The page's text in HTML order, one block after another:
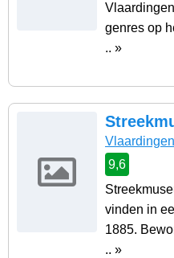
genres op
.. »
Vlaardingen
9,6
vinden in
1885.
.. »